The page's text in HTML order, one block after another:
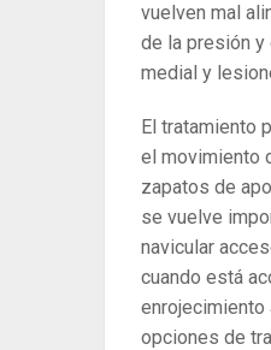
vuelven mal
de la presión
medial y
El tratamiento
el movimiento
zapatos de
se vuelve
navicular
cuando está
enrojecimiento
opciones de